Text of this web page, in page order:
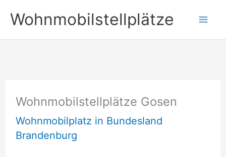
Inhalt
springen
Wohnmobilstellplätze
Wohnmobilstellplätze Gosen
Wohnmobilplatz in Bundesland
Brandenburg